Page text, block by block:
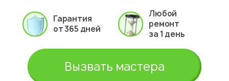
Гарантия
от 365 дней
Любой
ремонт
за 1 день
Вызвать мастера